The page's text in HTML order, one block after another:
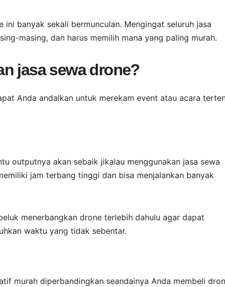
banyak sekali bermunculan. Mengingat seluruh jasa
masing, dan harus memilih mana yang paling murah.
jasa sewa drone?
Anda andalkan untuk merekam event atau acara
outputnya akan sebaik jikalau menggunakan jasa sewa
jam terbang tinggi dan bisa menjalankan banyak
menerbangkan drone terlebih dahulu agar dapat
waktu yang tidak sebentar.
murah diperbandingkan seandainya Anda membeli